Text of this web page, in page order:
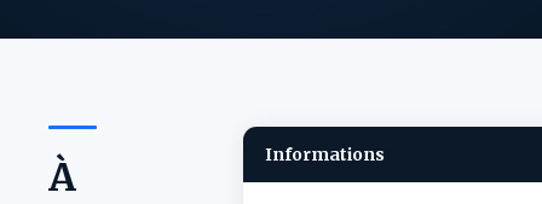
À
Informations